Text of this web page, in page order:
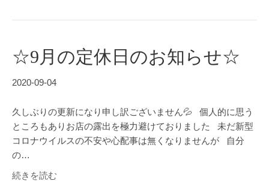
☆9月の定休日のお知らせ☆
2020-09-04
久しぶりの更新になり申し訳ございません💦 個人的に思う
ところもありお店の露出を極力避けておりました 未だ新型
コロナウイルスの不安や心配事は無くなりませんが 自分
の…
続きを読む